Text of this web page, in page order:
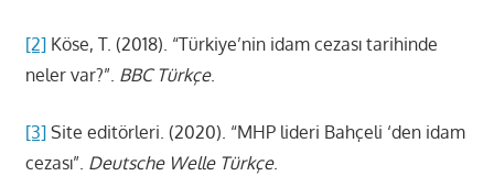
[2]Köse, T. (2018). “Türkiye’nin idam cezası tarihinde
neler var?”. BBC Türkçe.
[3]Site editörleri. (2020). “MHP lideri Bahçeli ‘den idam
cezası”. Deutsche Welle Türkçe.